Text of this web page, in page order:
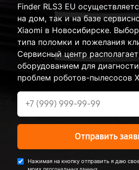
Finder RLS3 EU
на дом, так и на базе
Xiaomi в Новосибирске.
типа поломки и пожелания
Сервисный центр
оборудованием для
проблем роботов-пылесосов
Отправить
Нажимая на кнопку отправить я даю